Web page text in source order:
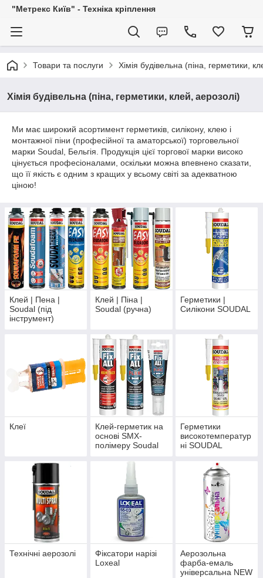
"Метрекс Київ" - Техніка кріплення
Товари та послуги Хімія будівельна (піна, герметики,
Хімія будівельна (піна, герметики, клей, аерозолі)
Ми має широкий асортимент герметиків, силікону, клею і
монтажної піни (професійної та аматорської) торговельної
марки Soudal, Бельгія. Продукція цієї торгової марки високо
цінується професіоналами, оскільки можна впевнено сказати,
що її якість є одним з кращих у всьому світі за адекватною
ціною!
Клей | Пена |
Soudal (під
інструмент)
Клей | Піна |
Soudal (ручна)
Герметики |
Силікони SOUDAL
Клеї
Клей-герметик на
основі SMX-
полімеру Soudal
Герметики
високотемператур
ні SOUDAL
Технічні аерозолі
Фіксатори нарізі
Loxeal
Аерозольна
фарба-емаль
універсальна NEW